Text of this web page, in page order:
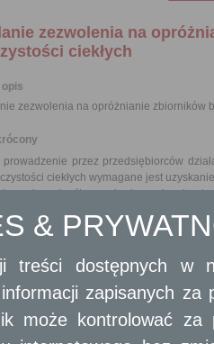
zezwolenia na
ciekłych
opis
zezwolenia na opróżnianie zbiorników
prowadzenie przez przedsiębiorców
ciekłych wymagane jest
gminy określa, w drodze uchwały
ubiegający się o uzyskanie
ciekłych, uwzględniając opis
wydawania zezwoleń nie stosuje się
(Dz.U. z 2016 r. poz. 1829,
dokumenty
&
treści dostępnych w
zapisanych
może kontrolować